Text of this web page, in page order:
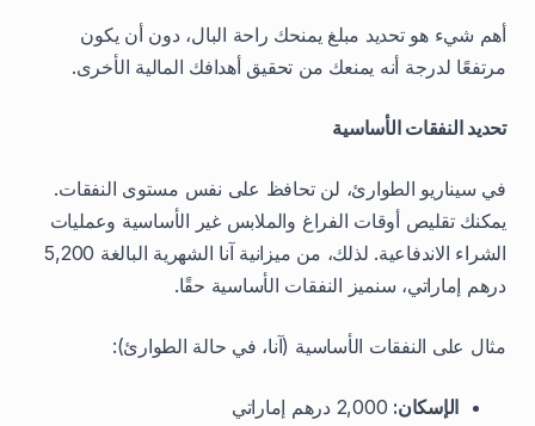
أهم شيء هو تحديد مبلغ يمنحك راحة البال، دون أن يكون
مرتفعًا لدرجة أنه يمنعك من تحقيق أهدافك المالية الأخرى.
تحديد النفقات الأساسية
في سيناريو الطوارئ، لن تحافظ على نفس مستوى النفقات.
يمكنك تقليص أوقات الفراغ والملابس غير الأساسية وعمليات
الشراء الاندفاعية. لذلك، من ميزانية آنا الشهرية البالغة 5,200
درهم إماراتي، سنميز النفقات الأساسية حقًا.
مثال على النفقات الأساسية (آنا، في حالة الطوارئ):
الإسكان:2,000 درهم إماراتي